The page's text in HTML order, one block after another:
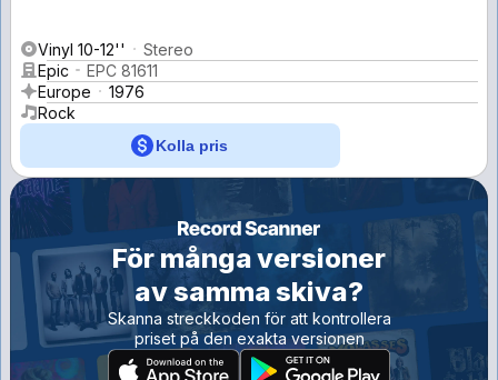
Vinyl 10-12''
Stereo
Epic
EPC 81611
Europe
1976
Rock
Kolla pris
För många versioner
av samma skiva?
Skanna streckkoden för att kontrollera
priset på den exakta versionen